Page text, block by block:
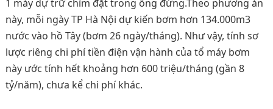
1 máy dự trữ chìm đặt trong ống đứng.Theo phương án
này, mỗi ngày TP Hà Nội dự kiến bơm hơn 134.000m3
nước vào hồ Tây (bơm 26 ngày/tháng). Như vậy, tính sơ
lược riêng chi phí tiền điện vận hành của tổ máy bơm
này ước tính hết khoảng hơn 600 triệu/tháng (gần 8
tỷ/năm), chưa kể chi phí khác.